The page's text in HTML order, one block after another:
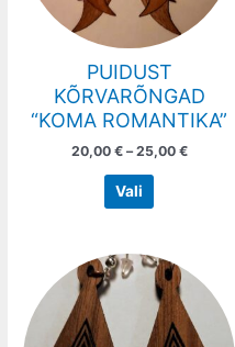
PUIDUST
KÕRVARÕNGAD
“KOMA ROMANTIKA”
20,00 € – 25,00 €
Vali
may
be
chosen
on
the
page
range:
20,00 €
through
25,00 €
This
product
has
multiple